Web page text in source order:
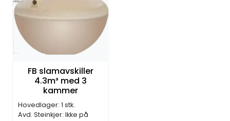
FB slamavskiller
4.3m³ med 3
kammer
Hovedlager: 1 stk.
Avd. Steinkjer: Ikke på